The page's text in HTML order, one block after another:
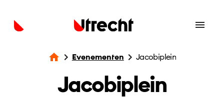
Evenementen Jacobiplein
Jacobiplein